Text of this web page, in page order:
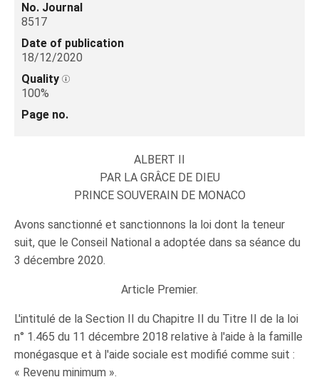
No. Journal
8517
Date of publication
18/12/2020
Quality
100%
Page no.
ALBERT II
PAR LA GRÂCE DE DIEU
PRINCE SOUVERAIN DE MONACO
Avons sanctionné et sanctionnons la loi dont la teneur
suit, que le Conseil National a adoptée dans sa séance du
3 décembre 2020.
Article Premier.
L'intitulé de la Section II du Chapitre II du Titre II de la loi
n° 1.465 du 11 décembre 2018 relative à l'aide à la famille
monégasque et à l'aide sociale est modifié comme suit :
« Revenu minimum ».